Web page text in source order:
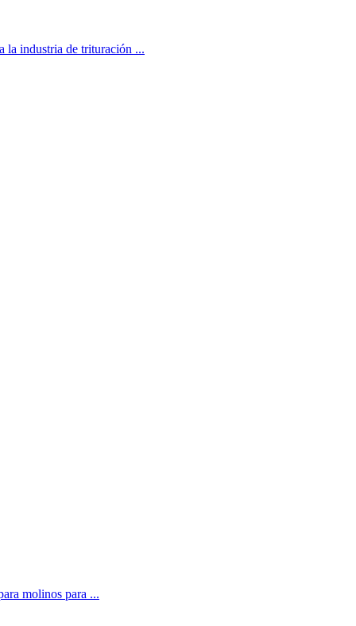
la industria de trituración ...
molinos para ...